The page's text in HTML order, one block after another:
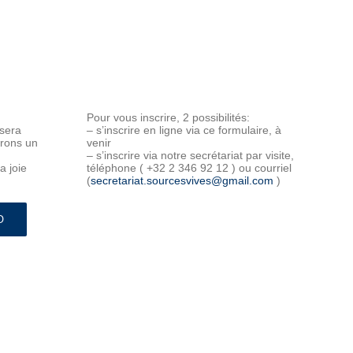
un
joie
Pour vous inscrire, 2 possibilités:
– s’inscrire en ligne via ce formulaire, à
venir
– s’inscrire via notre secrétariat par visite,
téléphone ( +32 2 346 92 12 ) ou courriel
(secretariat.sourcesvives@gmail.com )